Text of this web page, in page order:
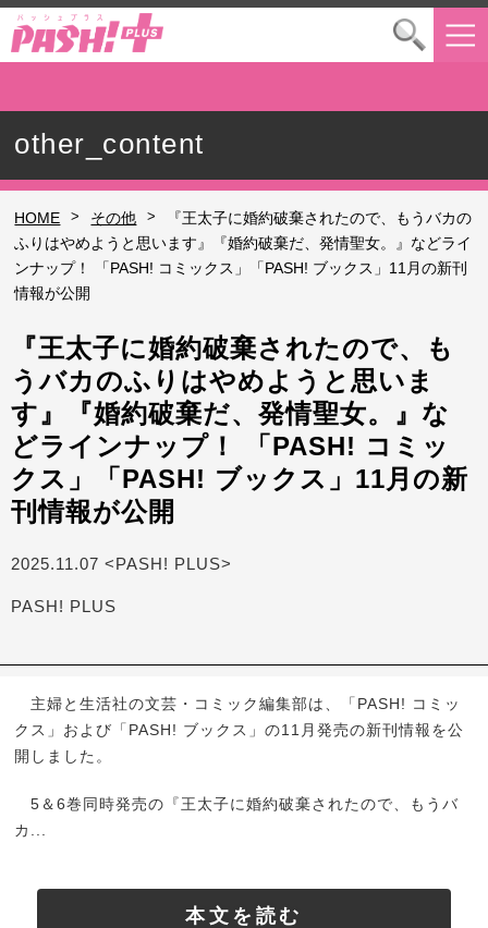
other_content
HOME > その他 >
『王太子に婚約破棄されたので、もうバカの
ふりはやめようと思います』『婚約破棄だ、発情聖女。』などライ
ンナップ！ 「PASH! コミックス」「PASH! ブックス」11月の新刊
情報が公開
『王太子に婚約破棄されたので、も
うバカのふりはやめようと思いま
す』『婚約破棄だ、発情聖女。』な
どラインナップ！ 「PASH! コミッ
クス」「PASH! ブックス」11月の新
刊情報が公開
2025.11.07 <PASH! PLUS>
PASH! PLUS
主婦と生活社の文芸・コミック編集部は、「PASH! コミッ
クス」および「PASH! ブックス」の11月発売の新刊情報を公
開しました。
5＆6巻同時発売の『王太子に婚約破棄されたので、もうバ
カ...
本文を読む